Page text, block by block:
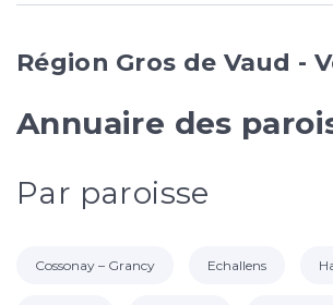
Région Gros de Vaud -
Annuaire des
Par paroisse
Cossonay – Grancy Echallens